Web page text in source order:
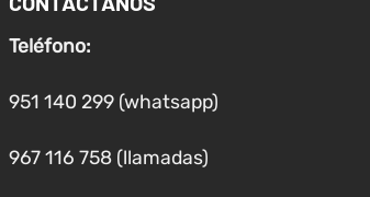
opciones
se
en
página
Teléfono:
951 140 299 (whatsapp)
967 116 758 (llamadas)